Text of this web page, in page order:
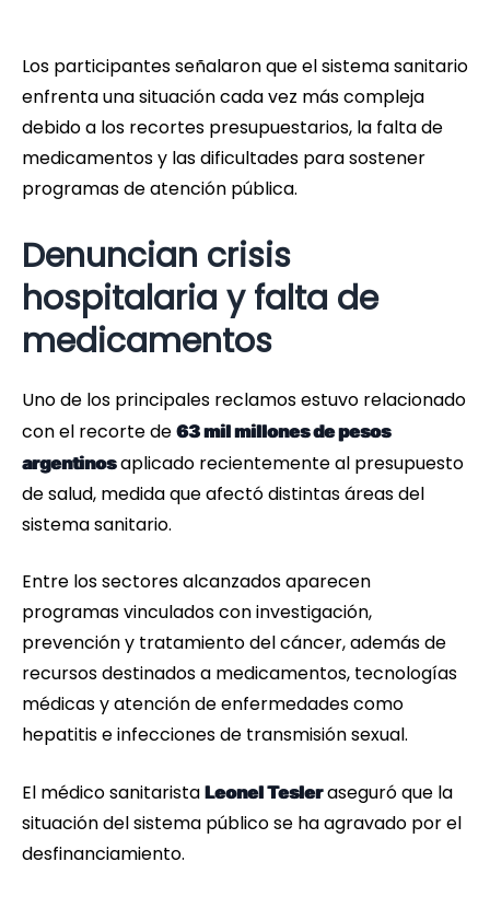
Los participantes señalaron que el sistema sanitario
enfrenta una situación cada vez más compleja
debido a los recortes presupuestarios, la falta de
medicamentos y las dificultades para sostener
programas de atención pública.
Denuncian crisis
hospitalaria y falta de
medicamentos
Uno de los principales reclamos estuvo relacionado
con el recorte de 63 mil millones de pesos
argentinosaplicado recientemente al presupuesto
de salud, medida que afectó distintas áreas del
sistema sanitario.
Entre los sectores alcanzados aparecen
programas vinculados con investigación,
prevención y tratamiento del cáncer, además de
recursos destinados a medicamentos, tecnologías
médicas y atención de enfermedades como
hepatitis e infecciones de transmisión sexual.
El médico sanitarista Leonel Tesleraseguró que la
situación del sistema público se ha agravado por el
desfinanciamiento.